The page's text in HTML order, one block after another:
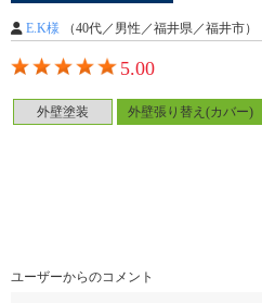
E.K様 （40代／男性／福井県／福井市）
5.00
外壁塗装 外壁張り替え(カバー)
ユーザーからのコメント